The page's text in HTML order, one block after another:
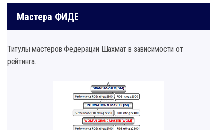
Мастера ФИДЕ
Титулы мастеров Федерации Шахмат в зависимости от
рейтинга.